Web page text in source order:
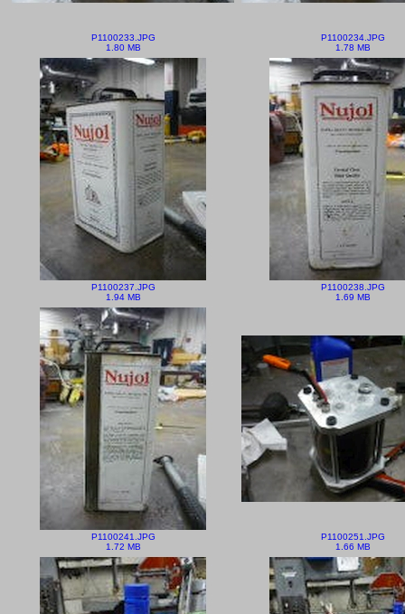
P1100233.JPG
1.80 MB
P1100234.JPG
1.78 MB
P1100237.JPG
1.94 MB
P1100238.JPG
1.69 MB
P1100241.JPG
1.72 MB
P1100251.JPG
1.66 MB